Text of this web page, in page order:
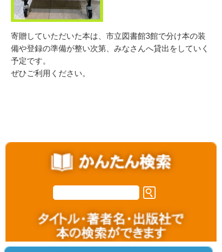
寄贈していただいた本は、市立図書館3館で分け本の装
備や登録の準備が整い次第、みなさんへ貸出をしていく
予定です。
ぜひご利用ください。